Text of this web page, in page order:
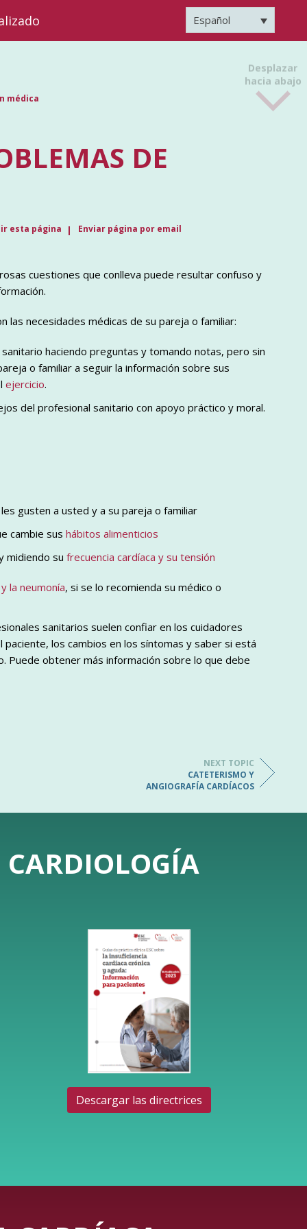
Español
médica
DE
esta página Enviar página por email
cuestiones que conlleva puede resultar confuso y
las necesidades médicas de su pareja o familiar:
haciendo preguntas y tomando notas, pero sin
o familiar a seguir la información sobre sus
ejercicio.
del profesional sanitario con apoyo práctico y moral.
gusten a usted y a su pareja o familiar
cambie sus hábitos alimenticios
midiendo su frecuencia cardíaca y su tensión
la neumonía, si se lo recomienda su médico o
sanitarios suelen confiar en los cuidadores
los cambios en los síntomas y saber si está
Puede obtener más información sobre lo que debe
NEXT TOPIC
CATETERISMO Y
ANGIOGRAFÍA CARDÍACOS
CARDIOLOGÍA
Descargar las directrices
Desplazar
hacia abajo